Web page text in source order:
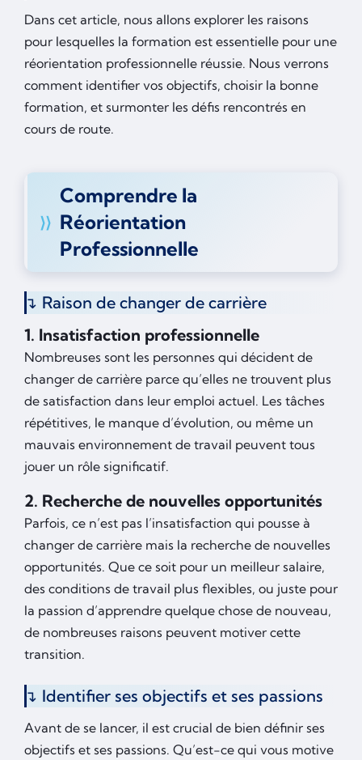
Dans cet article, nous allons explorer les raisons
pour lesquelles la formation est essentielle pour une
réorientation professionnelle réussie. Nous verrons
comment identifier vos objectifs, choisir la bonne
formation, et surmonter les défis rencontrés en
cours de route.
Comprendre la
Réorientation
Professionnelle
Raison de changer de carrière
1. Insatisfaction professionnelle
Nombreuses sont les personnes qui décident de
changer de carrière parce qu’elles ne trouvent plus
de satisfaction dans leur emploi actuel. Les tâches
répétitives, le manque d’évolution, ou même un
mauvais environnement de travail peuvent tous
jouer un rôle significatif.
2. Recherche de nouvelles opportunités
Parfois, ce n’est pas l’insatisfaction qui pousse à
changer de carrière mais la recherche de nouvelles
opportunités. Que ce soit pour un meilleur salaire,
des conditions de travail plus flexibles, ou juste pour
la passion d’apprendre quelque chose de nouveau,
de nombreuses raisons peuvent motiver cette
transition.
Identifier ses objectifs et ses passions
Avant de se lancer, il est crucial de bien définir ses
objectifs et ses passions. Qu’est-ce qui vous motive